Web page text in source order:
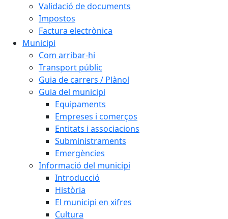
Validació de documents
Impostos
Factura electrònica
Municipi
Com arribar-hi
Transport públic
Guia de carrers / Plànol
Guia del municipi
Equipaments
Empreses i comerços
Entitats i associacions
Subministraments
Emergències
Informació del municipi
Introducció
Història
El municipi en xifres
Cultura